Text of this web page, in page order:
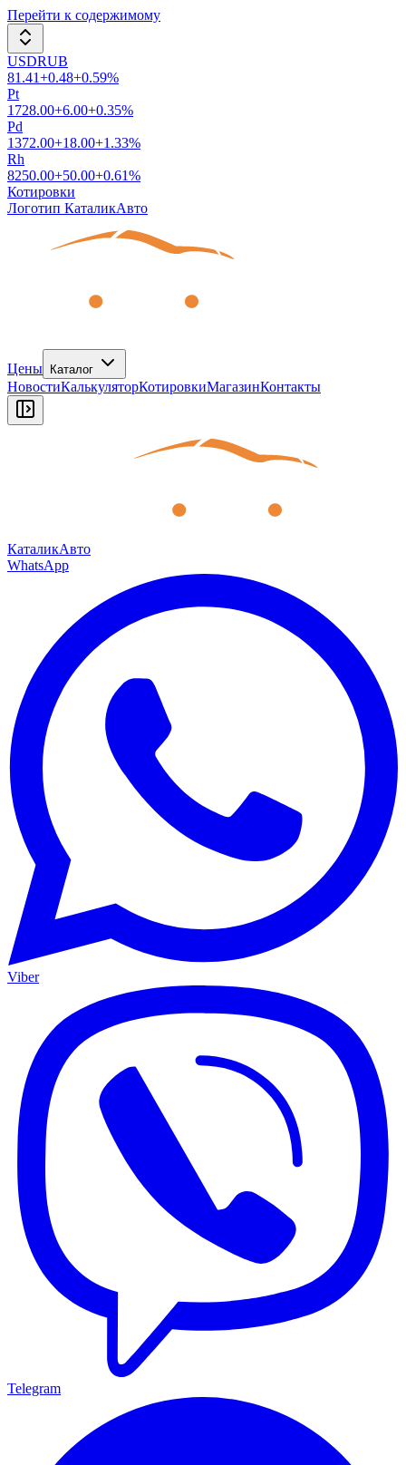
Перейти к содержимому
USDRUB
81.41+0.48+0.59%
Pt
1728.00+6.00+0.35%
Pd
1372.00+18.00+1.33%
Rh
8250.00+50.00+0.61%
Котировки
Логотип КаталикАвто
Цены Каталог
НовостиКалькуляторКотировкиМагазинКонтакты
КаталикАвто
WhatsApp
Viber
Telegram